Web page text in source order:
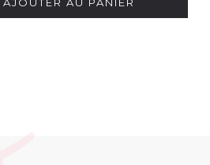
AJOUTER AU PANIER